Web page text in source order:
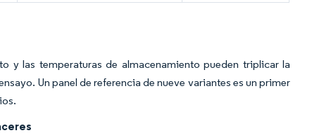
y las temperaturas de almacenamiento pueden triplicar la
Un panel de referencia de nueve variantes es un primer